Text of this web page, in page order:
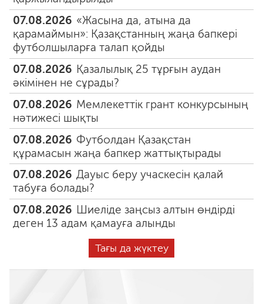
07.08.2026 «Жасына да, атына да
қарамаймын»: Қазақстанның жаңа бапкері
футболшыларға талап қойды
07.08.2026 Қазалылық 25 тұрғын аудан
әкімінен не сұрады?
07.08.2026 Мемлекеттік грант конкурсының
нәтижесі шықты
07.08.2026 Футболдан Қазақстан
құрамасын жаңа бапкер жаттықтырады
07.08.2026 Дауыс беру учаскесін қалай
табуға болады?
07.08.2026 Шиеліде заңсыз алтын өндірді
деген 13 адам қамауға алынды
Тағы да жүктеу